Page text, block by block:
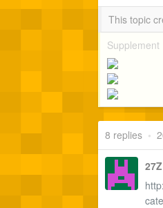
This topic
Supplement
8 replies •
27Z